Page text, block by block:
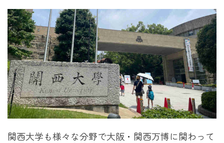
関西大学も様々な分野で大阪・関西万博に関わって